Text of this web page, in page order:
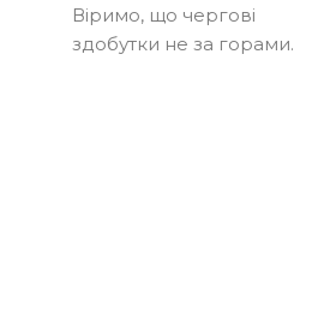
Віримо, що чергові
здобутки не за горами.